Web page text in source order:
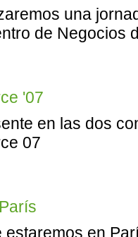
una
de Negocios
'07
en las dos
07
estaremos en